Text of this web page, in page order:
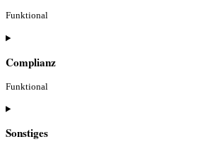
security
Funktional
Consent
service
recaptcha
Complianz
Funktional
Consent
service
Sonstiges